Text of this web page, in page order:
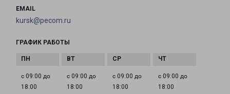
EMAIL
kursk@pecom.ru
ГРАФИК РАБОТЫ
с 09:00 до
18:00
с 09:00 до
18:00
с 09:00 до
18:00
с 09:00 до
18:00